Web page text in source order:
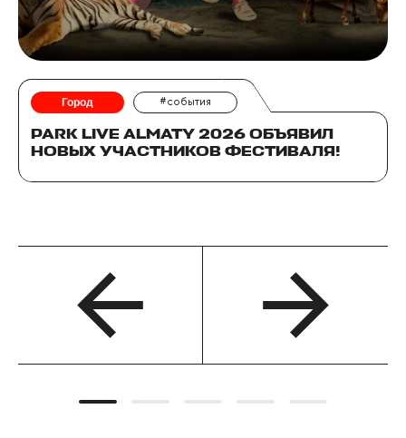
Город #события
PARK LIVE ALMATY 2026 ОБЪЯВИЛ
НОВЫХ УЧАСТНИКОВ ФЕСТИВАЛЯ!